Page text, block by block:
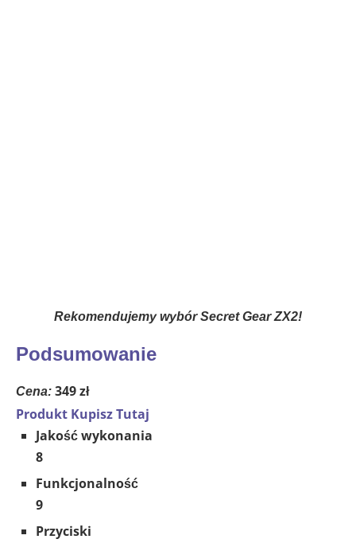
Rekomendujemy wybór Secret Gear ZX2!
Podsumowanie
Cena: 349 zł
Produkt Kupisz Tutaj
Jakość wykonania
8
Funkcjonalność
9
Przyciski